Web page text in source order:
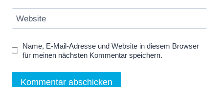
Website
Name, E-Mail-Adresse und Website in diesem Browser
für meinen nächsten Kommentar speichern.